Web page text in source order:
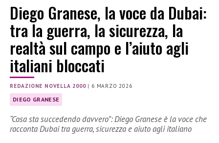
Diego Granese, la voce da Dubai:
tra la guerra, la sicurezza, la
realtà sul campo e l’aiuto agli
italiani bloccati
REDAZIONE NOVELLA 2000| 6 MARZO 2026
DIEGO GRANESE
“Cosa sta succedendo davvero”: Diego Granese è la voce che
racconta Dubai tra guerra, sicurezza e aiuto agli italiano